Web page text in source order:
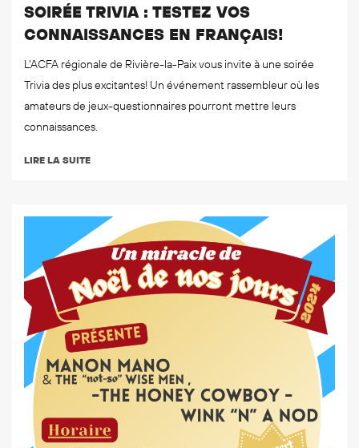
SOIRÉE TRIVIA : TESTEZ VOS
CONNAISSANCES EN FRANÇAIS!
L'ACFA régionale de Rivière-la-Paix vous invite à une soirée
Trivia des plus excitantes! Un événement rassembleur où les
amateurs de jeux-questionnaires pourront mettre leurs
connaissances.
LIRE LA SUITE